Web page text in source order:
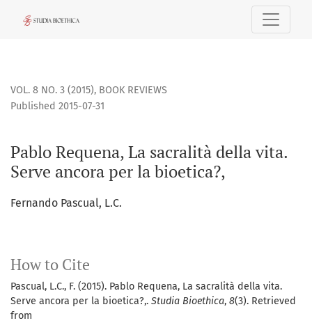
Pablo Requena, La sacralità della vita. Serve ancora per la
VOL. 8 NO. 3 (2015), BOOK REVIEWS
Pablo Requena, La sacralità della vita.
Serve ancora per la bioetica?,
Published 2015-07-31
Fernando Pascual, L.C.
How to Cite
Pascual, L.C., F. (2015). Pablo Requena, La sacralità della vita.
Serve ancora per la bioetica?,. Studia Bioethica, 8(3). Retrieved
from